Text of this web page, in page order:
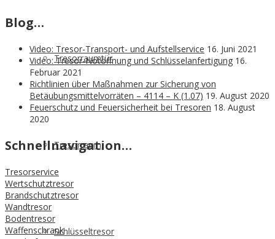
Tresorraumtür
Tresorraum
Schlüsseltresor
Blog…
Video: Tresor-Transport- und Aufstellservice 16. Juni 2021
Video: Tresor-Notöffnung und Schlüsselanfertigung 16.
Februar 2021
Richtlinien über Maßnahmen zur Sicherung von
Betäubungsmittelvorräten – 4114 – K (1.07) 19. August 2020
Feuerschutz und Feuersicherheit bei Tresoren 18. August
2020
Schnellnavigation…
Tresorservice
Wertschutztresor
Brandschutztresor
Wandtresor
Bodentresor
Waffenschrank